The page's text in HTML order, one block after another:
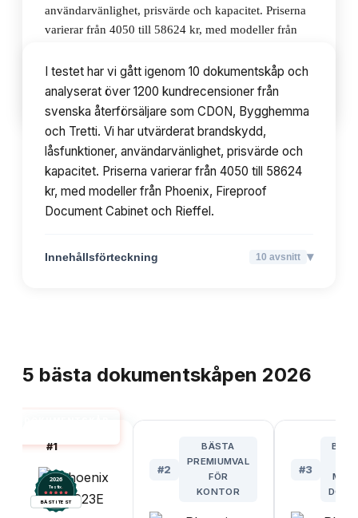
användarvänlighet, prisvärde och kapacitet. Priserna
varierar från 4050 till 58624 kr, med modeller från
Innehållsförteckning 10avsnitt
I testet har vi gått igenom 10 dokumentskåp och
analyserat över 1200 kundrecensioner från
svenska återförsäljare som CDON, Bygghemma
och Tretti. Vi har utvärderat brandskydd,
låsfunktioner, användarvänlighet, prisvärde och
kapacitet. Priserna varierar från 4050 till 58624
kr, med modeller från Phoenix, Fireproof
Document Cabinet och Rieffel.
Innehållsförteckning 10 avsnitt ▾
5 bästa dokumentskåpen 2026
#1
2026
Testix.
BÄST I TEST
#2
BÄSTA
PREMIUMVAL
FÖR
KONTOR
#3